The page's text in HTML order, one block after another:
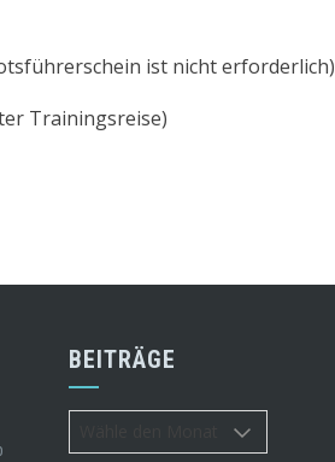
ist nicht erforderlich)
Trainingsreise)
BEITRÄGE